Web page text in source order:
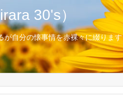
30's）
が自分の懐事情を赤裸々に綴ります